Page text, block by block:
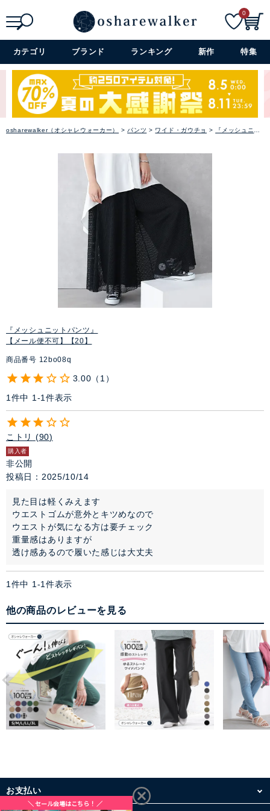
詳細検索+
0
カテゴリ ブランド ランキング 新作 特集
アクセサリー
ファッション雑貨
セレモニー・オケージョン
アイテム特集
雑誌掲載アイテム
閉じる
osharewalker（オシャレウォーカー） パンツ ワイド・ガウチョ 『メッシュニットパンツ』【メール便不可】【20】
『メッシュニットパンツ』
【メール便不可】【20】
商品番号 12bo08q
3.00
1
1件中 1-1件表示
こトリ 90
購入者
非公開
投稿日
2025/10/14
見た目は軽くみえます
ウエストゴムが意外とキツめなので
ウエストが気になる方は要チェック
重量感はありますが
透け感あるので履いた感じは大丈夫
1件中 1-1件表示
他の商品のレビューを見る
お支払い